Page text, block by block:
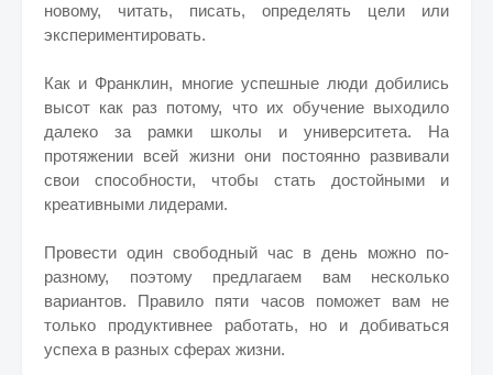
новому, читать, писать, определять цели или
экспериментировать.
Как и Франклин, многие успешные люди добились
высот как раз потому, что их обучение выходило
далеко за рамки школы и университета. На
протяжении всей жизни они постоянно развивали
свои способности, чтобы стать достойными и
креативными лидерами.
Провести один свободный час в день можно по-
разному, поэтому предлагаем вам несколько
вариантов. Правило пяти часов поможет вам не
только продуктивнее работать, но и добиваться
успеха в разных сферах жизни.